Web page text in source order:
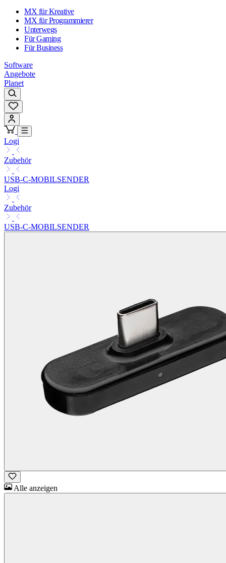
MX für Kreative
MX für Programmierer
Unterwegs
Für Gaming
Für Business
Software
Angebote
Planet
Logi
Zubehör
USB-C-MOBILSENDER
Logi
Zubehör
USB-C-MOBILSENDER
Alle anzeigen